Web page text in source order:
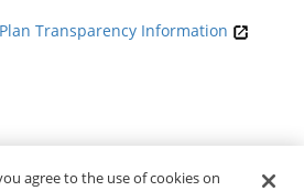
Transparency Information
agree to the use of cookies on